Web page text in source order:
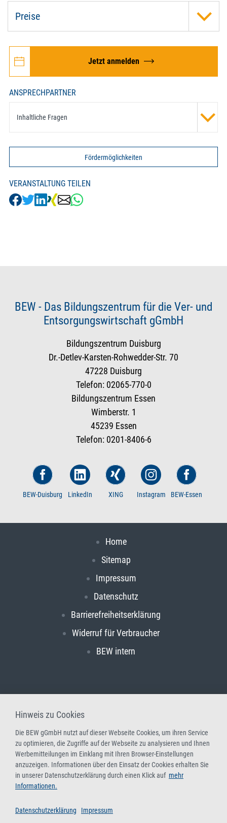
Preise
Jetzt anmelden
ANSPRECHPARTNER
Inhaltliche Fragen
Fördermöglichkeiten
VERANSTALTUNG TEILEN
BEW - Das Bildungszentrum für die Ver- und
Entsorgungswirtschaft gGmbH
Bildungszentrum Duisburg
Dr.-Detlev-Karsten-Rohwedder-Str. 70
47228 Duisburg
Telefon: 02065-770-0
Bildungszentrum Essen
Wimberstr. 1
45239 Essen
Telefon: 0201-8406-6
BEW-Duisburg LinkedIn XING Instagram BEW-Essen
Home
Sitemap
Impressum
Datenschutz
Barrierefreiheitserklärung
Widerruf für Verbraucher
BEW intern
Hinweis zu Cookies
Die BEW gGmbH nutzt auf dieser Webseite Cookies, um ihren Service
zu optimieren, die Zugriffe auf der Webseite zu analysieren und Ihnen
Werbemitteilungen im Einklang mit Ihren Browser-Einstellungen
anzuzeigen. Informationen über den Einsatz der Cookies erhalten Sie
in unserer Datenschutzerklärung durch einen Klick auf mehr
Informationen.
Datenschutzerklärung Impressum